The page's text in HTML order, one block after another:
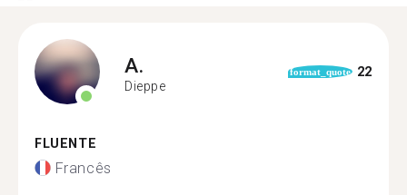
A.
Dieppe
format_quote 22
FLUENTE
Francês